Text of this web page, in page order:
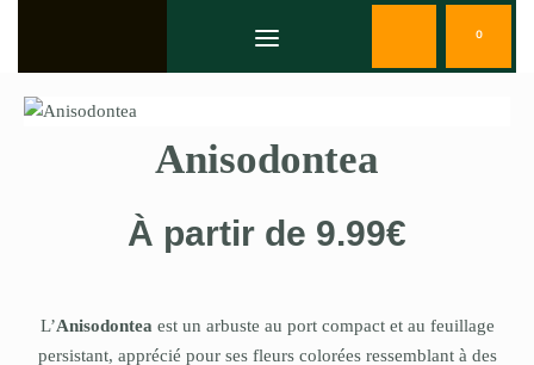
0
Anisodontea
À partir de 9.99€
L’Anisodonteaest un arbuste au port compact et au feuillage
persistant, apprécié pour ses fleurs colorées ressemblant à des